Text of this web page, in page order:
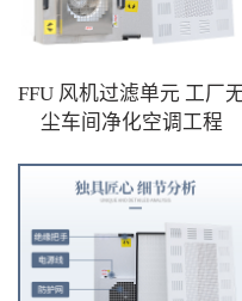
FFU 风机过滤单元 工厂
尘车间净化空调工程